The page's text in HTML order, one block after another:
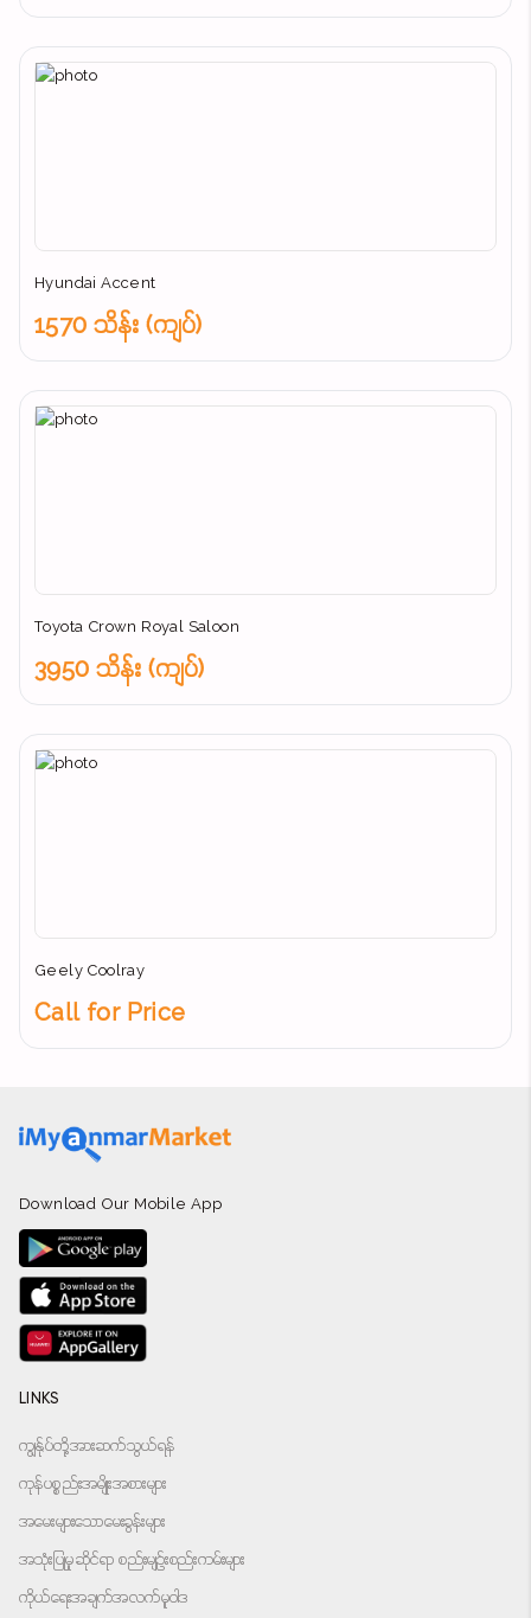
Hyundai Accent
1570 သိန်း (ကျပ်)
Toyota Crown Royal Saloon
3950 သိန်း (ကျပ်)
Geely Coolray
Call for Price
Download Our Mobile App
LINKS
ကျွန်ုပ်တို့အားဆက်သွယ်ရန်
ကုန်ပစ္စည်းအမျိုးအစားများ
အမေးများသောမေးခွန်းများ
အသုံးပြုမှုဆိုင်ရာ စည်းမျဉ်းစည်းကမ်းများ
ကိုယ်ရေးအချက်အလက်မူဝါဒ